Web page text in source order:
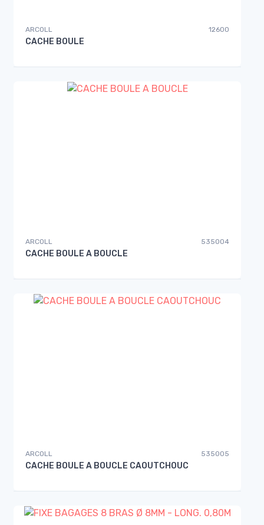
ARCOLL 12600
CACHE BOULE
ARCOLL 535004
CACHE BOULE A BOUCLE
ARCOLL 535005
CACHE BOULE A BOUCLE CAOUTCHOUC